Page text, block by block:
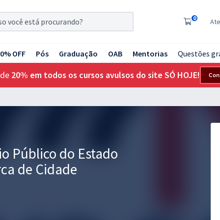
0
OFF Pós Graduação OAB Mentorias Questões
20% em todos os cursos avulsos do site SÓ HOJE!
Público do Estado
de Cidade